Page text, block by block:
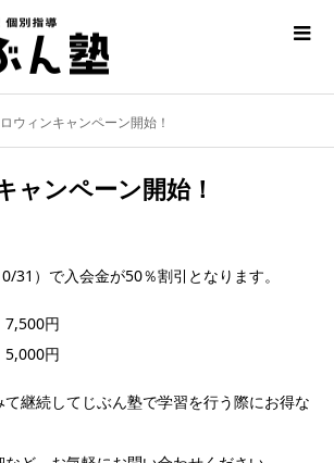
ウィンキャンペーン開始！
ャンペーン開始！
31）で入会金が50％割引となります。
円
円
継続してじぶん塾で学習を行う際にお得な